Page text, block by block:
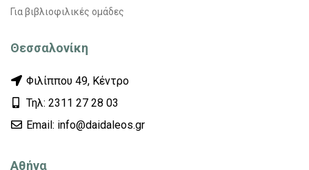
Για βιβλιοφιλικές ομάδες
Θεσσαλονίκη
Φιλίππου 49, Κέντρο
Τηλ: 2311 27 28 03
Εmail: info@daidaleos.gr
Αθήνα